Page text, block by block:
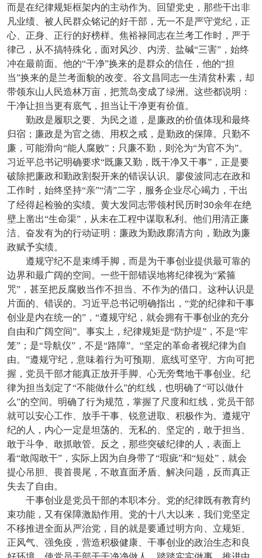
而是在纪律规矩框架内的主动作为。回望党史，那些干出非
凡业绩、被人民群众铭记的好干部，无一不是严守党纪，正
心、正身、正行的好榜样。焦裕禄同志在兰考工作时，严于
律己，从不搞特殊化，面对风沙、内涝、盐碱“三害”，始终
冲在最前面。他的“干净”换来的是群众的信任，他的“担
当”换来的是兰考面貌的改变。谷文昌同志一生清贫朴素，却
带领东山人民造林万亩，把荒岛变成了绿洲。这些都说明：
干净让担当更有底气，担当让干净更有价值。
勤政是履职之要、为民之道，是廉政的价值体现和最终
归宿；廉政是为官之德、用权之戒，是勤政的保障。只勤不
廉，可能滑向“能人腐败”；只廉不勤，则沦为“为官不为”。
习近平总书记明确要求“既廉又勤，既干净又干事”，正是要
破除把廉政和勤政割裂开来的错误认识。廖俊波同志在政和
工作时，始终坚持“亲”“清”二字，服务企业尽心竭力，干出
了经得起检验的实绩。黄大发同志带领村民历时30余年在绝
壁上凿出“生命渠”，从未在工程中谋取私利。他们用清正廉
洁、奋发有为的行动证明：廉政为勤政廓清方向，勤政为廉
政赋予实绩。
遵规守纪不是束缚手脚，而是为干事创业提供最可靠的
边界和最广阔的空间。一些干部错误地将纪律视为“紧箍
咒”，甚至把反腐败当作不担当、不作为的借口。这种认识是
片面的、错误的。习近平总书记明确指出，“党的纪律和干事
创业是内在统一的”，“遵规守纪，就会拥有干事创业的充分
自由和广阔空间”。事实上，纪律规矩是“防护堤”，不是“牢
笼”；是“导航仪”，不是“路障”。“坚定的革命者视纪律为自
由。”遵规守纪，意味着行为可预期、底线可坚守、方向可把
握，党员干部才能真正放开手脚、心无旁骛地干事创业。纪
律为担当划定了“不能做什么”的红线，也明确了“可以做什
么”的空间。明确了行为规范，掌握了尺度和红线，党员干部
就可以安心工作、放手干事、锐意进取、积极作为。遵规守
纪的人，内心一定是坦荡的、无私的、坚定的，敢于担当、
敢于斗争、敢抓敢管。反之，那些突破纪律的人，表面上
看“敢闯敢干”，实际上因为自身带了“瑕疵”和“短处”，就会
提心吊胆、畏首畏尾，不敢直面矛盾、解决问题，反而真正
失去了自由。
干事创业是党员干部的本职本分。党的纪律既有教育约
束功能，又有保障激励作用。党的十八大以来，我们党坚定
不移推进全面从严治党，目的就是要通过明方向、立规矩、
正风气、强免疫，营造积极健康、干事创业的政治生态和良